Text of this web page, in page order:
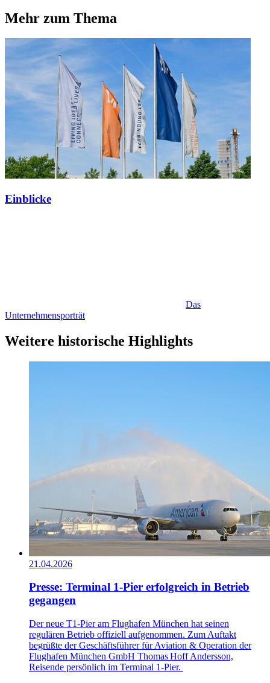
Mehr zum Thema
Einblicke
Das
Unternehmensporträt
Weitere historische Highlights
21.04.2026
Presse: Terminal 1-Pier erfolgreich in Betrieb
gegangen
Der neue T1‑Pier am Flughafen München hat seinen
regulären Betrieb offiziell aufgenommen. Zum Auftakt
begrüßte der Geschäftsführer für Aviation & Operation der
Flughafen München GmbH Thomas Hoff Andersson,
Reisende persönlich im Terminal 1-Pier.